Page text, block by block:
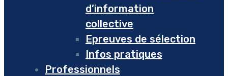
d’information
collective
Epreuves de sélection
Infos pratiques
Professionnels